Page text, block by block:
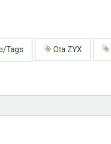
Tags Ota ZYX